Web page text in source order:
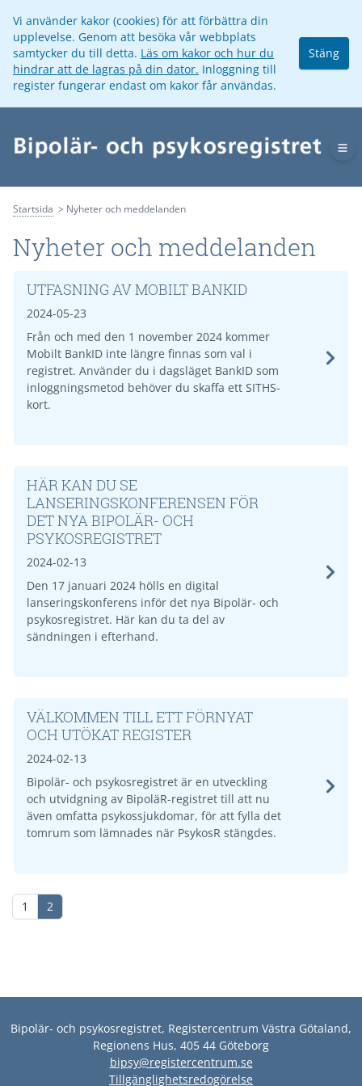
Vi använder kakor (cookies) för att förbättra din
upplevelse. Genom att besöka vår webbplats
samtycker du till detta. Läs om kakor och hur du
hindrar att de lagras på din dator. Inloggning till
register fungerar endast om kakor får användas.
Stäng
Startsida Nyheter och meddelanden
Nyheter och meddelanden
UTFASNING AV MOBILT BANKID
2024-05-23
Från och med den 1 november 2024 kommer
Mobilt BankID inte längre finnas som val i
registret. Använder du i dagsläget BankID som
inloggningsmetod behöver du skaffa ett SITHS-
kort.
HÄR KAN DU SE
LANSERINGSKONFERENSEN FÖR
DET NYA BIPOLÄR- OCH
PSYKOSREGISTRET
2024-02-13
Den 17 januari 2024 hölls en digital
lanseringskonferens inför det nya Bipolär- och
psykosregistret. Här kan du ta del av
sändningen i efterhand.
VÄLKOMMEN TILL ETT FÖRNYAT
OCH UTÖKAT REGISTER
2024-02-13
Bipolär- och psykosregistret är en utveckling
och utvidgning av BipoläR-registret till att nu
även omfatta psykossjukdomar, för att fylla det
tomrum som lämnades när PsykosR stängdes.
1 2
Bipolär- och psykosregistret, Registercentrum Västra Götaland,
Regionens Hus, 405 44 Göteborg
bipsy@registercentrum.se
Tillgänglighetsredogörelse